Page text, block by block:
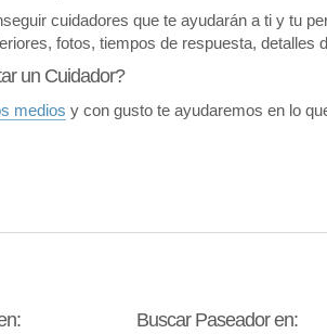
cuidadores que te ayudarán a ti y tu
fotos, tiempos de respuesta, detalles
un Cuidador?
medios y con gusto te ayudaremos en lo
Buscar Paseador en: